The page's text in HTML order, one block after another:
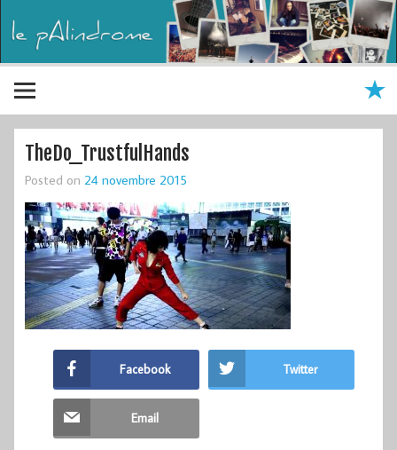
TheDo_TrustfulHands
Posted on 24 novembre 2015
Facebook Twitter
Email